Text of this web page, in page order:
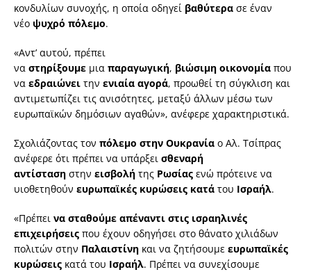
κονδυλίων συνοχής, η οποία οδηγεί βαθύτερα σε έναν
νέο ψυχρό πόλεμο.
«Αντ’ αυτού, πρέπει
να στηρίξουμε μια παραγωγική, βιώσιμη οικονομία που
να εδραιώνει την ενιαία αγορά, προωθεί τη σύγκλιση και
αντιμετωπίζει τις ανισότητες, μεταξύ άλλων μέσω των
ευρωπαϊκών δημόσιων αγαθών», ανέφερε χαρακτηριστικά.
Σχολιάζοντας τον πόλεμο στην Ουκρανία ο Αλ. Τσίπρας
ανέφερε ότι πρέπει να υπάρξει σθεναρή
αντίσταση στην εισβολή της Ρωσίας ενώ πρότεινε να
υιοθετηθούν ευρωπαϊκές κυρώσεις κατά του Ισραήλ.
«Πρέπει να σταθούμε απέναντι στις ισραηλινές
επιχειρήσεις που έχουν οδηγήσει στο θάνατο χιλιάδων
πολιτών στην Παλαιστίνη και να ζητήσουμε ευρωπαϊκές
κυρώσεις κατά του Ισραήλ. Πρέπει να συνεχίσουμε